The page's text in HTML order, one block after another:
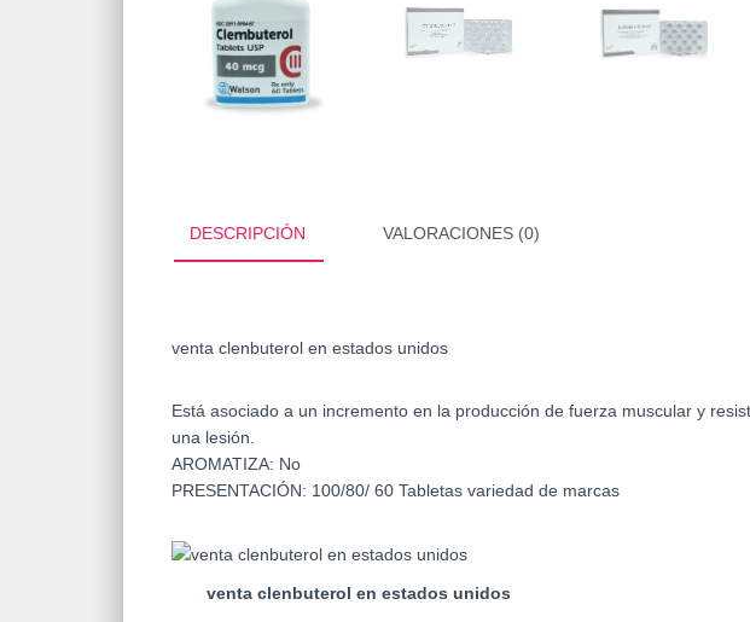
DESCRIPCIÓN VALORACIONES (0)
venta clenbuterol en estados unidos
Está asociado a un incremento en la producción de fuerza muscular y
una lesión.
AROMATIZA: No
PRESENTACIÓN: 100/80/ 60 Tabletas variedad de marcas
venta clenbuterol en estados unidos